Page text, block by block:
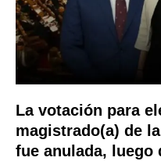
La votación para
magistrado(a) de
fue anulada, luego